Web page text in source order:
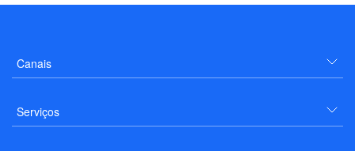
Canais
Serviços